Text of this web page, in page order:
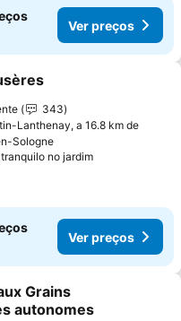
Ver preços
aos favoritos
343
Lanthenay, a 16.8 km de
Sologne
no jardim
Ver preços
aos favoritos
Grains
autonomes